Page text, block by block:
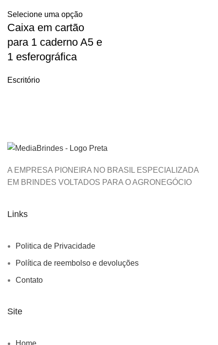
Selecione uma opção
Caixa em cartão
para 1 caderno A5 e
1 esferográfica
Escritório
A EMPRESA PIONEIRA NO BRASIL ESPECIALIZADA
EM BRINDES VOLTADOS PARA O AGRONEGÓCIO
Links
Politica de Privacidade
Política de reembolso e devoluções
Contato
Site